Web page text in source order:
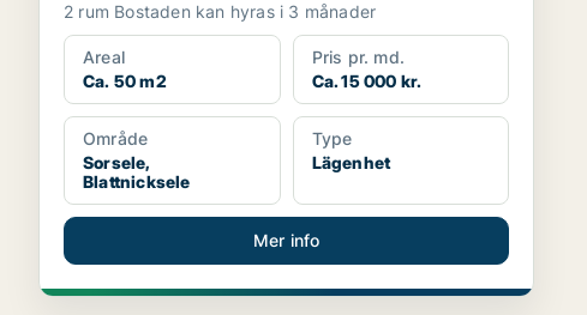
2 rum Bostaden kan hyras i 3 månader
Areal
Ca. 50 m2
Pris pr. md.
Ca. 15 000 kr.
Område
Sorsele,
Blattnicksele
Type
Lägenhet
Mer info